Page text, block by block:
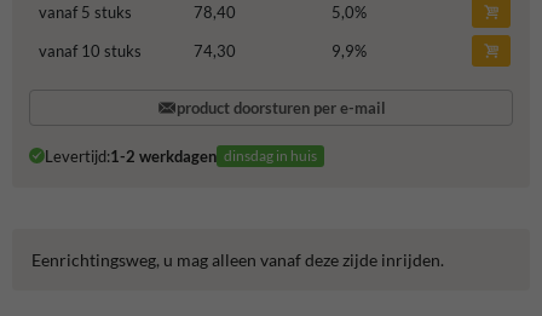
vanaf 5 stuks
78,40 5,0%
vanaf 10 stuks
74,30 9,9%
product doorsturen per e-mail
Levertijd:1-2 werkdagen dinsdag in huis
Eenrichtingsweg, u mag alleen vanaf deze zijde inrijden.